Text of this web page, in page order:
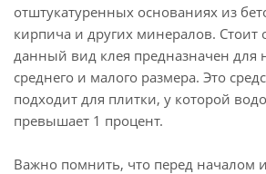
отштукатуренных основаниях из
кирпича и других минералов. Стоит
данный вид клея предназначен для
среднего и малого размера. Это
подходит для плитки, у которой
превышает 1 процент.
Важно помнить, что перед началом